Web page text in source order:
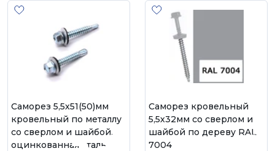
Саморез 5,5х51(50)мм
кровельный по металлу
со сверлом и шайбой,
оцинкованная сталь
Саморез кровельный
5,5х32мм со сверлом и
шайбой по дереву RAL
7004